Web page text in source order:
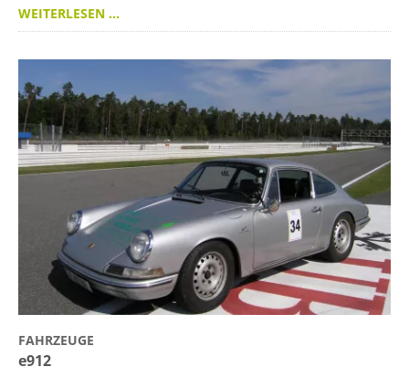
WEITERLESEN …
FAHRZEUGE
e912